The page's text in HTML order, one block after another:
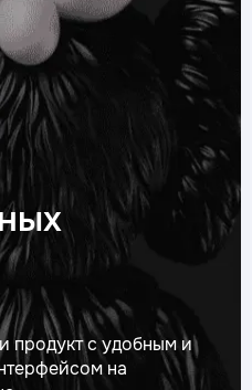
продукт с удобным и
на